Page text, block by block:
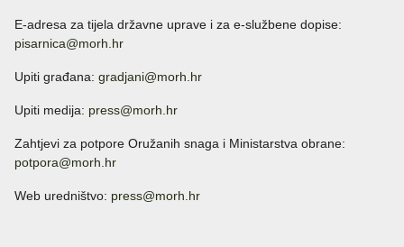
E-adresa za tijela državne uprave i za e-službene dopise:
pisarnica@morh.hr
Upiti građana: gradjani@morh.hr
Upiti medija: press@morh.hr
Zahtjevi za potpore Oružanih snaga i Ministarstva obrane:
potpora@morh.hr
Web uredništvo: press@morh.hr